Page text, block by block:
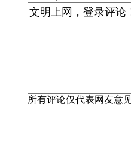
所有评论仅代表网友意